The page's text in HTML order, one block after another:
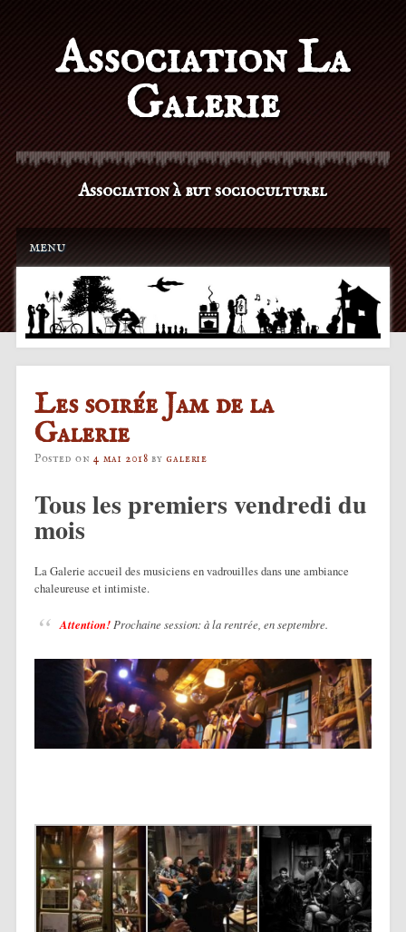
Association La
Galerie
Association à but socioculturel
Main menu
Skip to content
menu
Les soirée Jam de la
Galerie
Posted on4 mai 2018 bygalerie
Tous les premiers vendredi du
mois
La Galerie accueil des musiciens en vadrouilles dans une ambiance
chaleureuse et intimiste.
Attention! Prochaine session: à la rentrée, en septembre.